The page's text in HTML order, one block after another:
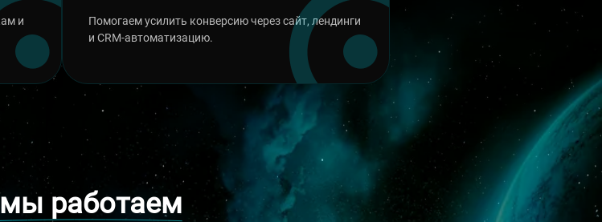
и
Помогаем усилить конверсию через сайт, лендинги
и CRM-автоматизацию.
работаем